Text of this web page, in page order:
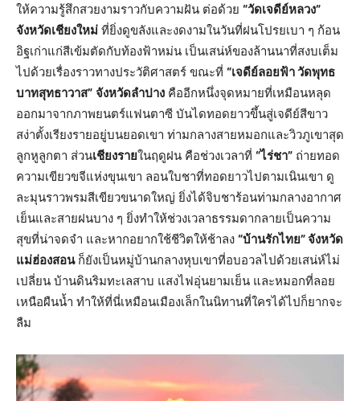
ให้ความรู้สึกสวยงามราวกับความฝัน ต่อด้วย “วัดเจดีย์หลวง”
จังหวัดเชียงใหม่ ที่ยิ่งดูขลังและงดงามในวันที่ฝนโปรยเบา ๆ ก้อน
อิฐเก่าแก่สีเข้มตัดกับท้องฟ้าหม่น เป็นเสน่ห์ของล้านนาที่สงบเต็ม
ไปด้วยเรื่องราวทางประวัติศาสตร์ ขณะที่ “เจดีย์ลอยฟ้า วัดพุทธ
บาทสุทธาวาส” จังหวัดลำปาง คืออีกหนึ่งจุดหมายที่เหมือนหลุด
ออกมาจากภาพยนตร์แฟนตาซี บันไดทอดยาวขึ้นสู่เจดีย์สีขาว
สง่าตั้งเรียงรายอยู่บนยอดเขา ท่ามกลางสายหมอกและวิวภูเขาสุด
ลูกหูลูกตา ส่วนเชียงรายในฤดูฝน คือช่วงเวลาที่ “ไร่ชา” ถ่ายทอด
ความเขียวขจีแห่งขุนเขา ลอนใบชาที่ทอดยาวไปตามเนินเขา ดู
ละมุนราวพรมสีเขียวขนาดใหญ่ ยิ่งได้จิบชาร้อนท่ามกลางอากาศ
เย็นและสายฝนบาง ๆ ยิ่งทำให้ช่วงเวลาธรรมดากลายเป็นความ
สุขที่น่าจดจำ และหากอยากใช้ชีวิตให้ช้าลง “บ้านรักไทย” จังหวัด
แม่ฮ่องสอนก็ยังเป็นหมู่บ้านกลางหุบเขาที่อบอวลไปด้วยเสน่ห์ไม่
เปลี่ยน บ้านดินริมทะเลสาบ แสงไฟอุ่นยามเย็น และหมอกที่ลอย
เหนือผืนน้ำ ทำให้ที่นี่เหมือนเมืองเล็กในนิทานที่ใครได้ไปก็ยากจะ
ลืม